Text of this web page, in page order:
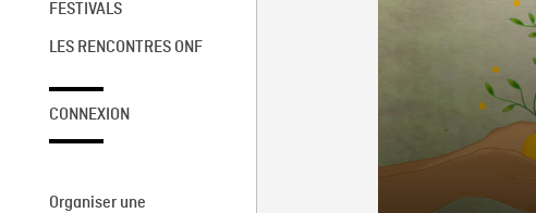
FESTIVALS
LES RENCONTRES ONF
CONNEXION
Organiser une